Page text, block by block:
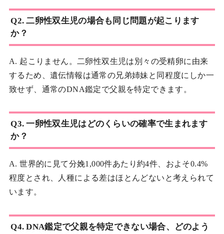
Q2. 二卵性双生児の場合も同じ問題が起こります
か？
A. 起こりません。二卵性双生児は別々の受精卵に由来
するため、遺伝情報は通常の兄弟姉妹と同程度にしか一
致せず、通常のDNA鑑定で父親を特定できます。
Q3. 一卵性双生児はどのくらいの確率で生まれます
か？
A. 世界的に見て分娩1,000件あたり約4件、およそ0.4%
程度とされ、人種による差はほとんどないと考えられて
います。
Q4. DNA鑑定で父親を特定できない場合、どのよう